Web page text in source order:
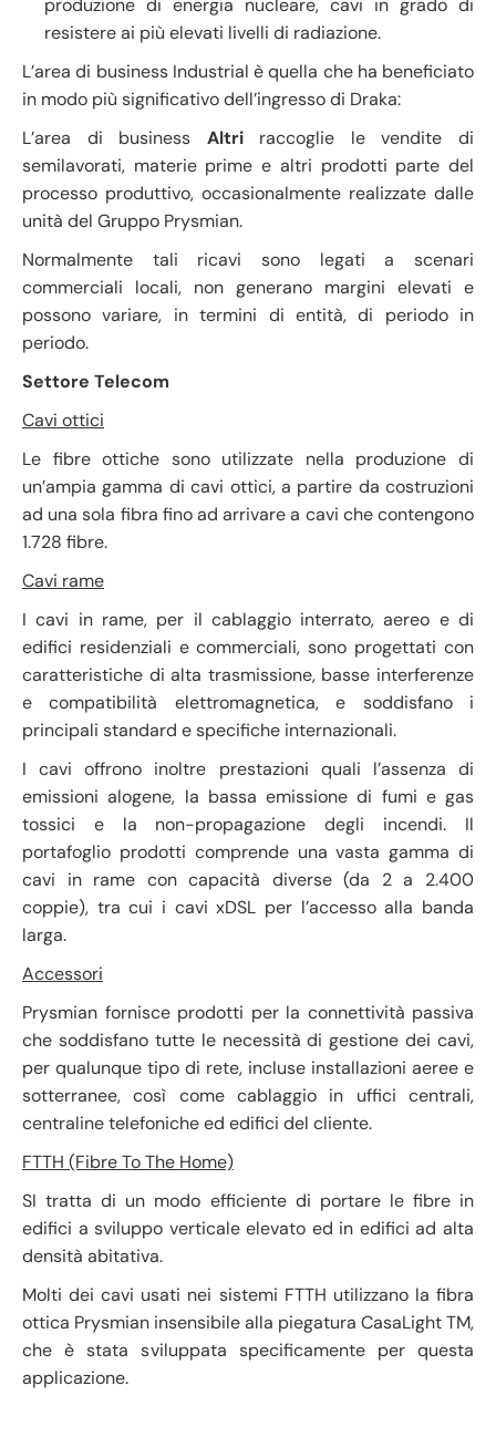
produzione di energia nucleare, cavi in grado di
resistere ai più elevati livelli di radiazione.
L’area di business Industrial è quella che ha beneficiato
in modo più significativo dell’ingresso di Draka:
L’area di business Altriraccoglie le vendite di
semilavorati, materie prime e altri prodotti parte del
processo produttivo, occasionalmente realizzate dalle
unità del Gruppo Prysmian.
Normalmente tali ricavi sono legati a scenari
commerciali locali, non generano margini elevati e
possono variare, in termini di entità, di periodo in
periodo.
Settore Telecom
Cavi ottici
Le fibre ottiche sono utilizzate nella produzione di
un’ampia gamma di cavi ottici, a partire da costruzioni
ad una sola fibra fino ad arrivare a cavi che contengono
1.728 fibre.
Cavi rame
I cavi in rame, per il cablaggio interrato, aereo e di
edifici residenziali e commerciali, sono progettati con
caratteristiche di alta trasmissione, basse interferenze
e compatibilità elettromagnetica, e soddisfano i
principali standard e specifiche internazionali.
I cavi offrono inoltre prestazioni quali l’assenza di
emissioni alogene, la bassa emissione di fumi e gas
tossici e la non-propagazione degli incendi. Il
portafoglio prodotti comprende una vasta gamma di
cavi in rame con capacità diverse (da 2 a 2.400
coppie), tra cui i cavi xDSL per l’accesso alla banda
larga.
Accessori
Prysmian fornisce prodotti per la connettività passiva
che soddisfano tutte le necessità di gestione dei cavi,
per qualunque tipo di rete, incluse installazioni aeree e
sotterranee, così come cablaggio in uffici centrali,
centraline telefoniche ed edifici del cliente.
FTTH (Fibre To The Home)
SI tratta di un modo efficiente di portare le fibre in
edifici a sviluppo verticale elevato ed in edifici ad alta
densità abitativa.
Molti dei cavi usati nei sistemi FTTH utilizzano la fibra
ottica Prysmian insensibile alla piegatura CasaLight TM,
che è stata sviluppata specificamente per questa
applicazione.